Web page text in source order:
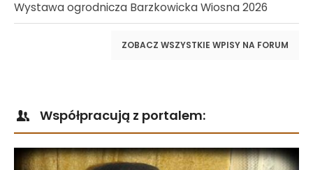
Wystawa ogrodnicza Barzkowicka Wiosna 2026
ZOBACZ WSZYSTKIE WPISY NA FORUM
Współpracują z portalem: